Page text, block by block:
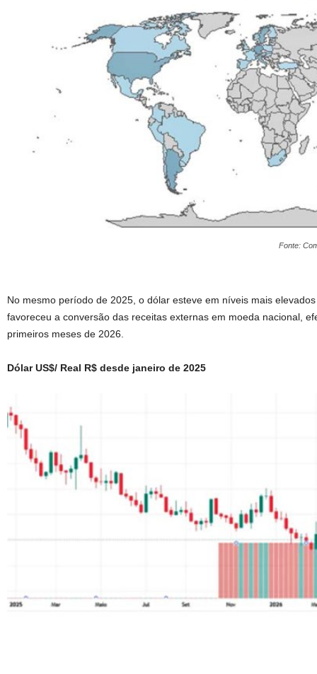
Fonte:
No mesmo período de 2025, o dólar esteve em níveis mais
favoreceu a conversão das receitas externas em moeda nacional,
primeiros meses de 2026.
Dólar US$/ Real R$ desde janeiro de 2025